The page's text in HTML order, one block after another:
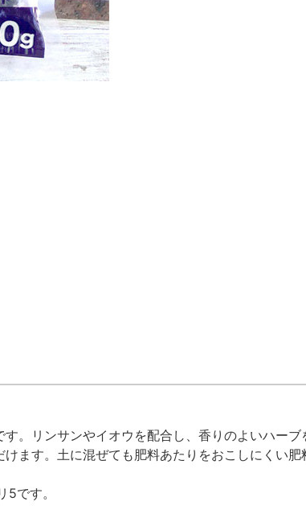
。リンサンやイオウを配合し、香りのよいハー
ます。土に混ぜても肥料あたりをおこしにくい肥
です。